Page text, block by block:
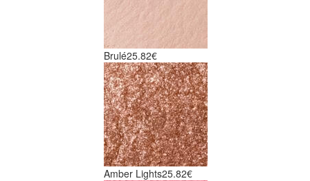
Brulé25.82€
Amber Lights25.82€